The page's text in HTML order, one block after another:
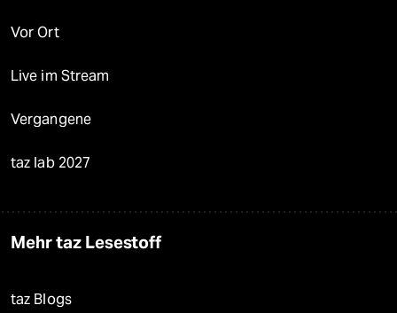
Vor Ort
Live im Stream
Vergangene
taz lab 2027
Mehr taz Lesestoff
taz Blogs